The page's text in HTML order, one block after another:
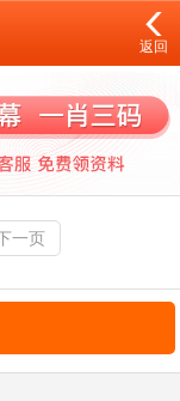
返回
一页